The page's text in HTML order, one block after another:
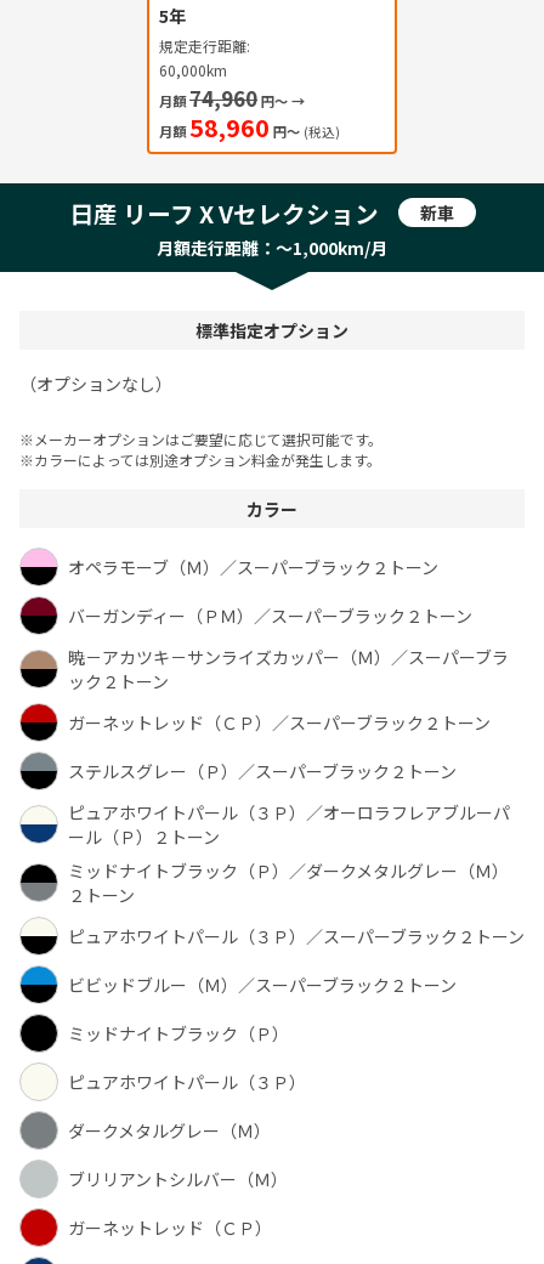
5年
規定走行距離:
60,000km
月額74,960円〜→
月額 58,960 円〜 (税込)
日産 リーフ X Vセレクション
新車
月額走行距離：〜1,000km/月
標準指定オプション
（オプションなし）
※メーカーオプションはご要望に応じて選択可能です。
※カラーによっては別途オプション料金が発生します。
カラー
オペラモーブ（Ｍ）／スーパーブラック２トーン
バーガンディー（ＰＭ）／スーパーブラック２トーン
暁－アカツキ－サンライズカッパー（Ｍ）／スーパーブラ
ック２トーン
ガーネットレッド（ＣＰ）／スーパーブラック２トーン
ステルスグレー（Ｐ）／スーパーブラック２トーン
ピュアホワイトパール（３Ｐ）／オーロラフレアブルーパ
ール（Ｐ）２トーン
ミッドナイトブラック（Ｐ）／ダークメタルグレー（Ｍ）
２トーン
ピュアホワイトパール（３Ｐ）／スーパーブラック２トーン
ビビッドブルー（Ｍ）／スーパーブラック２トーン
ミッドナイトブラック（Ｐ）
ピュアホワイトパール（３Ｐ）
ダークメタルグレー（Ｍ）
ブリリアントシルバー（Ｍ）
ガーネットレッド（ＣＰ）